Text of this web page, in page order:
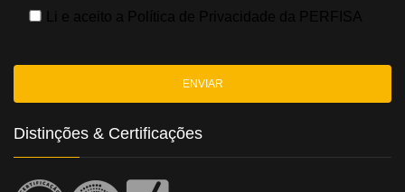
Distinções & Certificações